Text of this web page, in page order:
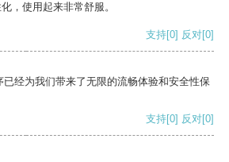
，使用起来非常舒服。
支持[0] 反对[0]
经为我们带来了无限的流畅体验和安全性保
支持[0] 反对[0]